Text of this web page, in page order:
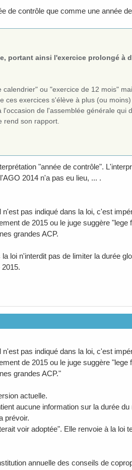
de contrôle que comme une année
portant ainsi l'exercice prolongé à
ou "exercice de 12 mois"
ces exercices s'élève à plus (ou
de l'assemblée générale qui
rend son rapport.
"année de contrôle".
2014 n'a pas eu lieu, ... .
pas indiqué dans la loi, c'est
de 2015 ou le juge suggère "lege
grandes ACP.
loi n'interdit pas de limiter la durée
pas indiqué dans la loi, c'est
de 2015 ou le juge suggère "lege
grandes ACP."
actuelle.
aucune information sur la durée
prévoir.
voir adoptée". Elle renvoie à la loi
annuelle des conseils de